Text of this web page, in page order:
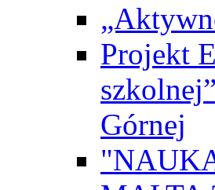
Projekt
Górnej